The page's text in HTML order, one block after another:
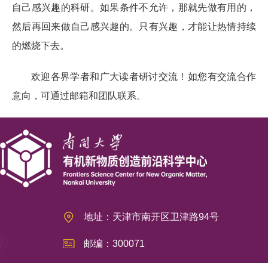
自己感兴趣的科研。如果条件不允许，那就先做有用的，
然后再回来做自己感兴趣的。只有兴趣，才能让热情持续
的燃烧下去。
欢迎各界学者和 广大读者研讨交流！如您有交流合作
意向，可通过邮箱和团队联系。
地址：天津市南开区卫津路94号
邮编：300071